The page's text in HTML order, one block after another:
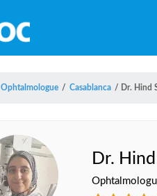
Ophtalmologue / Casablanca / Dr. Hind
Dr.